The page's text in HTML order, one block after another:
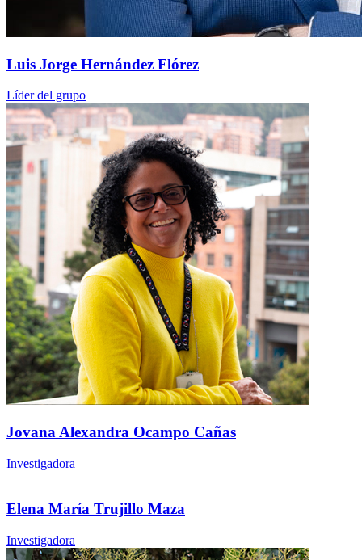
Luis Jorge Hernández Flórez
Líder del grupo
Jovana Alexandra Ocampo Cañas
Investigadora
Elena María Trujillo Maza
Investigadora